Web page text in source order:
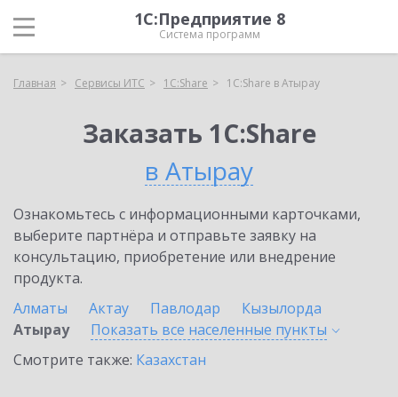
1С:Предприятие 8
Система программ
Главная Сервисы ИТС 1С:Share 1С:Share в Атырау
Заказать 1С:Share
в Атырау
Ознакомьтесь с информационными карточками,
выберите партнёра и отправьте заявку на
консультацию, приобретение или внедрение
продукта.
Алматы
Актау Павлодар
Кызылорда
Атырау
Показать все населенные пункты
Смотрите также: Казахстан